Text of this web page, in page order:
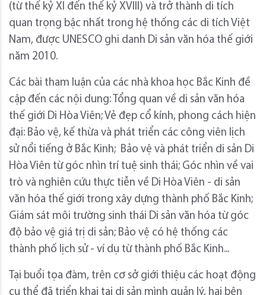
(từ thế kỷ XI đến thế kỷ XVIII) và trở thành di tích
quan trọng bậc nhất trong hệ thống các di tích Việt
Nam, được UNESCO ghi danh Di sản văn hóa thế giới
năm 2010.
Các bài tham luận của các nhà khoa học Bắc Kinh đề
cập đến các nội dung: Tổng quan về di sản văn hóa
thế giới Di Hòa Viên; Vẻ đẹp cổ kính, phong cách hiện
đại: Bảo vệ, kế thừa và phát triển các công viên lịch
sử nổi tiếng ở Bắc Kinh; Bảo vệ và phát triển di sản Di
Hòa Viên từ góc nhìn trí tuệ sinh thái; Góc nhìn về vai
trò và nghiên cứu thực tiễn về Di Hòa Viên - di sản
văn hóa thế giới trong xây dựng thành phố Bắc Kinh;
Giám sát môi trường sinh thái Di sản văn hóa từ góc
độ bảo vệ giá trị di sản; Bảo vệ có hệ thống các
thành phố lịch sử - ví dụ từ thành phố Bắc Kinh...
Tại buổi tọa đàm, trên cơ sở giới thiệu các hoạt động
cụ thể đã triển khai tại di sản mình quản lý, hai bên